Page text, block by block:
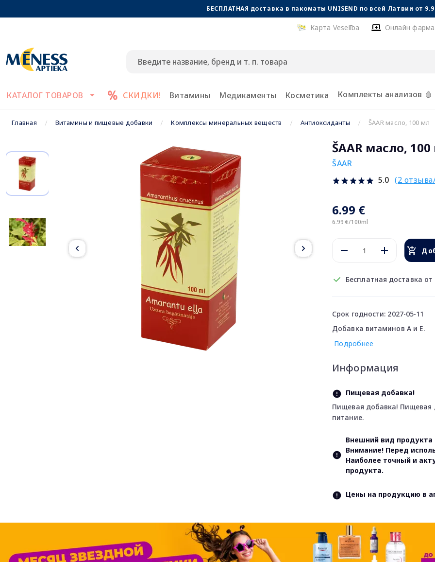
БЕСПЛАТНАЯ доставка в пакоматы UNISEND по всей Латвии от
Карта Veselība Онлайн
КАТАЛОГ ТОВАРОВ СКИДКИ! Витамины Медикаменты Косметика Комплекты анализов 🩸
Главная Витамины и пищевые добавки Комплексы минеральных веществ Антиоксиданты ŠAAR масло, 100 мл
Item
ŠAAR масло,
ŠAAR
5.0 (2
6.99 €
6.99 €/100ml
Бесплатная доставка от
Срок годности: 2027-05-11
Добавка витаминов А и Е.
Подробнее
Информация
Пищевая добавка!
Пищевая добавка! Пищевая
питание.
Внешний вид продукта
Внимание! Перед
Наиболее точный и
продукта.
Цены на продукцию в